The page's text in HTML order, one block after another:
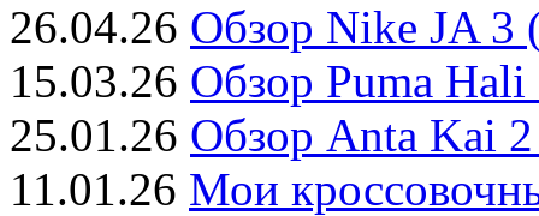
26.04.26 Обзор Nike JA 3
15.03.26 Обзор Puma Hali
25.01.26 Обзор Anta Kai 2
11.01.26 Мои